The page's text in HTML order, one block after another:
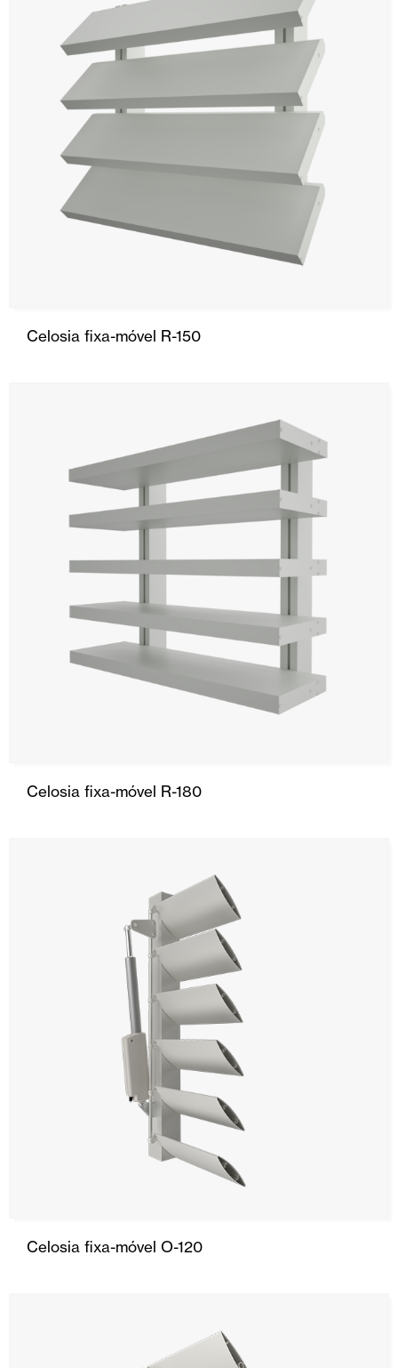
Celosia fixa-móvel R-150
Celosia fixa-móvel R-180
Celosia fixa-móvel O-120